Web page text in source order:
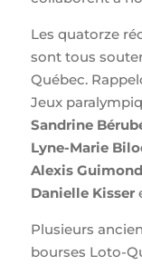
Les quatorze
sont tous
Québec.
Jeux
Sandrine
Lyne-Marie
Alexis Guimond
Danielle Kisser
Plusieurs
bourses Loto-